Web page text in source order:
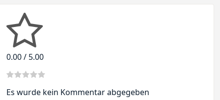
0.00 / 5.00
Es wurde kein Kommentar abgegeben